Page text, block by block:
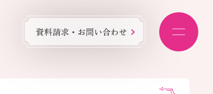
資料請求・お問い合わせ